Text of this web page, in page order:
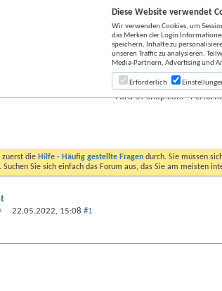
Suche: Gutachten 200 Zeller Sportkat
Ford-ST-Shop.com -
zuerst die Hilfe - Häufig gestellte Fragen durch. Sie müssen
Sie sich einfach das Forum aus, das Sie am meisten
22.05.2022, 15:08 #1
Diese Website verwendet
Wir verwenden Cookies, um
das Merken der Login
speichern, Inhalte zu
unseren Traffic zu analysieren.
Media-Partnern, Advertising und
Erforderlich